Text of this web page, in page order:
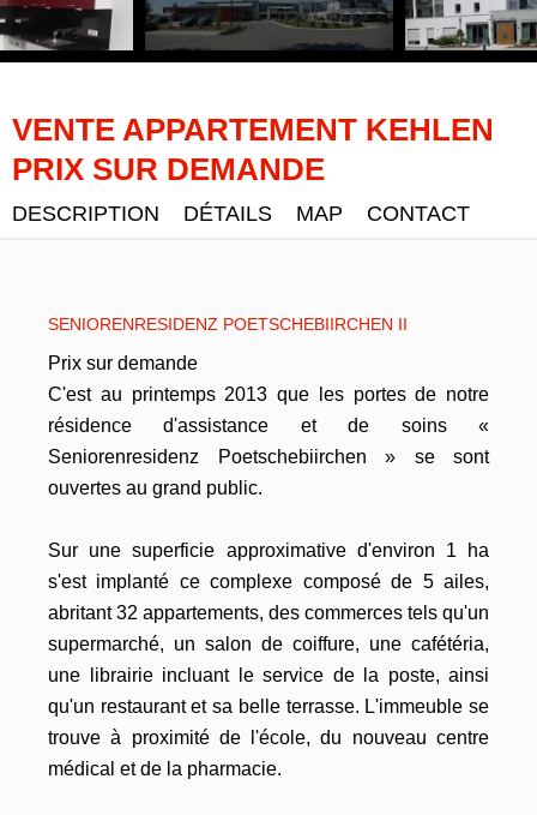
VENTE APPARTEMENT KEHLEN
PRIX SUR DEMANDE
DESCRIPTION DÉTAILS MAP CONTACT
SENIORENRESIDENZ POETSCHEBIIRCHEN II
Prix sur demande
C'est au printemps 2013 que les portes de notre
résidence d'assistance et de soins «
Seniorenresidenz Poetschebiirchen » se sont
ouvertes au grand public.
Sur une superficie approximative d'environ 1 ha
s'est implanté ce complexe composé de 5 ailes,
abritant 32 appartements, des commerces tels qu'un
supermarché, un salon de coiffure, une cafétéria,
une librairie incluant le service de la poste, ainsi
qu'un restaurant et sa belle terrasse. L'immeuble se
trouve à proximité de l'école, du nouveau centre
médical et de la pharmacie.